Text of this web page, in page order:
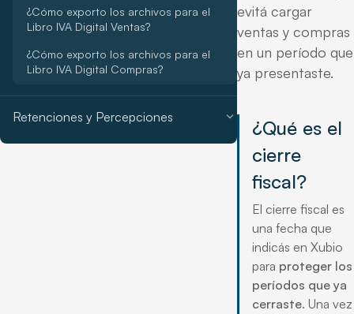
¿Cómo exporto los archivos para el
Libro IVA Digital Ventas?
¿Cómo exporto los archivos para el
Libro IVA Digital Compras?
Retenciones y Percepciones expand_more
evitá cargar
ventas y compras
en un período que
ya presentaste.
¿Qué es el
cierre
fiscal?
El cierre fiscal es
una fecha que
indicás en Xubio
para proteger los
períodos que ya
cerraste. Una vez